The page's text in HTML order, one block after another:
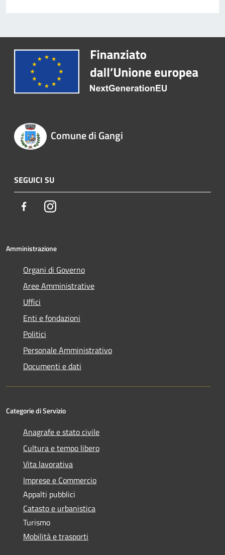
Comune di Gangi
SEGUICI SU
FacebookInstagram
Amministrazione
Organi di Governo
Aree Amministrative
Uffici
Enti e fondazioni
Politici
Personale Amministrativo
Documenti e dati
Categorie di Servizio
Anagrafe e stato civile
Cultura e tempo libero
Vita lavorativa
Imprese e Commercio
Appalti pubblici
Catasto e urbanistica
Turismo
Mobilità e trasporti